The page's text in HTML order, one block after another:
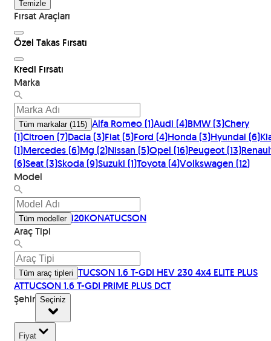
Temizle
Fırsat Araçları
Özel Takas Fırsatı
Kredi Fırsatı
Marka
Tüm markalar(115) Alfa Romeo(1)Audi (4)BMW(3)Chery
(1)Citroen (7)Dacia(3)Fiat(5)Ford (4)Honda(3)Hyundai (6)
(1)Mercedes(6)Mg (2)Nissan (5)Opel (16)Peugeot(13)
(6)Seat(3)Skoda(9)Suzuki (1)Toyota(4)Volkswagen (12)
Model
Tüm modeller i20KONATUCSON
Araç Tipi
Tüm araç tipleri TUCSON 1.6 T-GDI HEV 230 4x4 ELITE PLUS
ATTUCSON 1.6 T-GDI PRIME PLUS DCT
Şehir Seçiniz
Fiyat